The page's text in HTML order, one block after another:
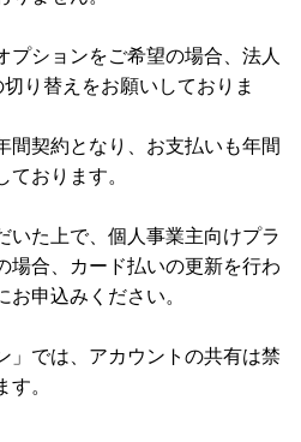
プションをご希望の場合、法人
り替えをお願いしておりま
間契約となり、お支払いも年間
おります。
いた上で、個人事業主向けプラ
場合、カード払いの更新を行わ
申込みください。
では、アカウントの共有は禁
。